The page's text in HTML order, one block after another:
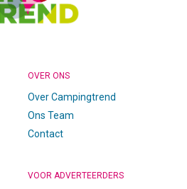
OVER ONS
Over Campingtrend
Ons Team
Contact
VOOR ADVERTEERDERS